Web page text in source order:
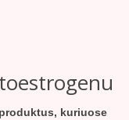
kuriuose